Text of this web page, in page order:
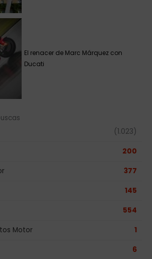
El renacer de Marc Márquez con
Ducati
(1.023)
200
377
145
554
Motor 1
6